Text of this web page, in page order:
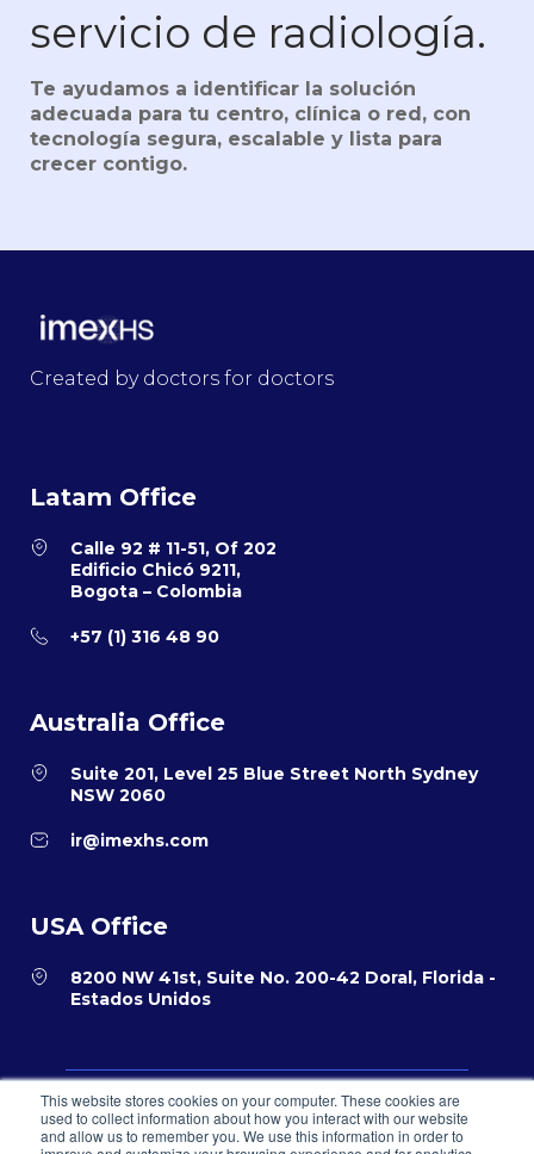
This website stores cookies on your computer. These cookies are
used to collect information about how you interact with our website
and allow us to remember you. We use this information in order to
servicio de radiología.
Te ayudamos a identificar la solución
adecuada para tu centro, clínica o red, con
tecnología segura, escalable y lista para
crecer contigo.
Created by doctors for doctors
Latam Office
Calle 92 # 11-51, Of 202
Edificio Chicó 9211,
Bogota – Colombia
+57 (1) 316 48 90
Australia Office
Suite 201, Level 25 Blue Street North Sydney
NSW 2060
ir@imexhs.com
USA Office
8200 NW 41st, Suite No. 200-42 Doral, Florida -
Estados Unidos
Política de privacidad
Términos y condiciones para el comercio
electrónico
Sistema PQR